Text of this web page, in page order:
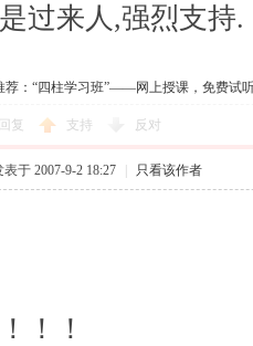
过来人,强烈支持.
荐：“四柱学习班”——网上授课，免费试
回复 支持 反对
表于 2007-9-2 18:27 只看该作者
！！